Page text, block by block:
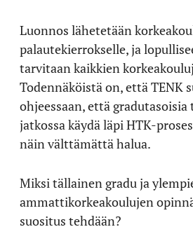
Luonnos lähetetään
palautekierrokselle, ja
tarvitaan kaikkien
Todennäköistä on, että TENK
ohjeessaan, että
jatkossa käydä läpi HTK-
näin välttämättä halua.
Miksi tällainen gradu ja
ammattikorkeakoulujen
suositus tehdään?